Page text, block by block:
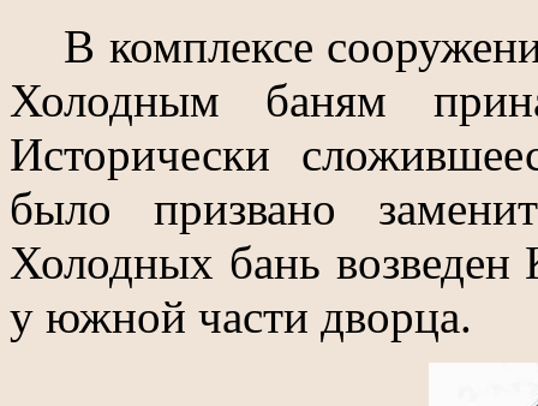
В комплексе
Холодным баням
Исторически
было призвано
Холодных бань
у южной части дворца.